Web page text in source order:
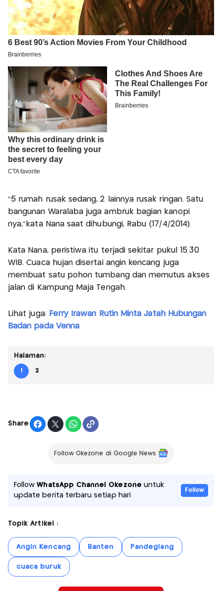
"5 rumah rusak sedang, 2 lainnya rusak ringan. Satu
bangunan Waralaba juga ambruk bagian kanopi
nya,"kata Nana saat dihubungi, Rabu (17/4/2014).
Kata Nana, peristiwa itu terjadi sekitar pukul 15.30
WIB. Cuaca hujan disertai angin kencang juga
membuat satu pohon tumbang dan memutus akses
jalan di Kampung Maja Tengah.
Lihat juga: Ferry Irawan Rutin Minta Jatah Hubungan
Badan pada Venna
Halaman:
1 2
Share
Follow Okezone di Google News
FollowWhatsApp Channel Okezone untuk
update berita terbaru setiap hari
Follow
Topik Artikel :
Angin Kencang Banten Pandeglang
cuaca buruk